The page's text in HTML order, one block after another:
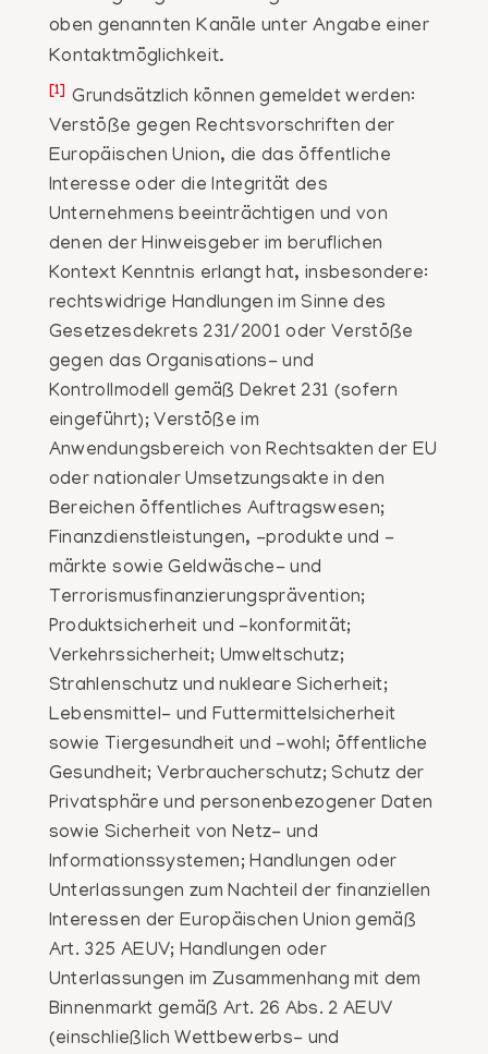
oben genannten Kanäle unter Angabe einer
Kontaktmöglichkeit.
[1] Grundsätzlich können gemeldet werden:
Verstöße gegen Rechtsvorschriften der
Europäischen Union, die das öffentliche
Interesse oder die Integrität des
Unternehmens beeinträchtigen und von
denen der Hinweisgeber im beruflichen
Kontext Kenntnis erlangt hat, insbesondere:
rechtswidrige Handlungen im Sinne des
Gesetzesdekrets 231/2001 oder Verstöße
gegen das Organisations- und
Kontrollmodell gemäß Dekret 231 (sofern
eingeführt); Verstöße im
Anwendungsbereich von Rechtsakten der EU
oder nationaler Umsetzungsakte in den
Bereichen öffentliches Auftragswesen;
Finanzdienstleistungen, -produkte und -
märkte sowie Geldwäsche- und
Terrorismusfinanzierungsprävention;
Produktsicherheit und -konformität;
Verkehrssicherheit; Umweltschutz;
Strahlenschutz und nukleare Sicherheit;
Lebensmittel- und Futtermittelsicherheit
sowie Tiergesundheit und -wohl; öffentliche
Gesundheit; Verbraucherschutz; Schutz der
Privatsphäre und personenbezogener Daten
sowie Sicherheit von Netz- und
Informationssystemen; Handlungen oder
Unterlassungen zum Nachteil der finanziellen
Interessen der Europäischen Union gemäß
Art. 325 AEUV; Handlungen oder
Unterlassungen im Zusammenhang mit dem
Binnenmarkt gemäß Art. 26 Abs. 2 AEUV
(einschließlich Wettbewerbs- und